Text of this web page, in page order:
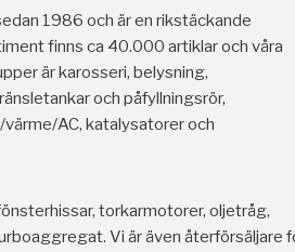
1986 och är en rikstäckande
finns ca 40.000 artiklar och våra
är karosseri, belysning,
och påfyllningsrör,
AC, katalysatorer och
torkarmotorer, oljetråg,
Vi är även återförsäljare